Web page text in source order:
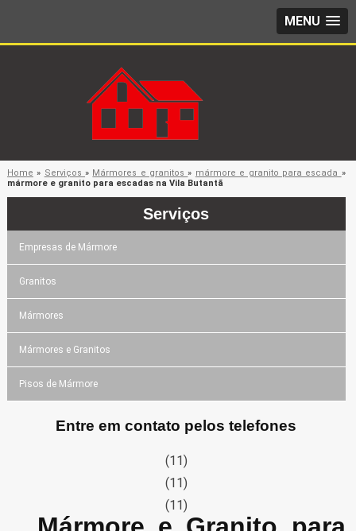
MENU
Home » Serviços» Mármores e granitos» mármore e granito para escada »
mármore e granito para escadas na Vila Butantã
Serviços
Empresas de Mármore
Granitos
Mármores
Mármores e Granitos
Pisos de Mármore
Entre em contato pelos telefones
(11)
(11)
(11)